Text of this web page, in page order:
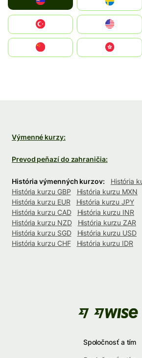
United States
中國香港特別行政區
Výmenné kurzy:
Prevod peňazí do zahraničia:
História výmenných kurzov:
História
História kurzu GBP
História kurzu MXN
História kurzu EUR
História kurzu JPY
História kurzu CAD
História kurzu INR
História kurzu NZD
História kurzu ZAR
História kurzu SGD
História kurzu USD
História kurzu CHF
História kurzu IDR
Spoločnosť a tím